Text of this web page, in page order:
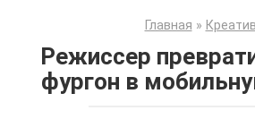
Главная » Креатив
Режиссер
фургон в